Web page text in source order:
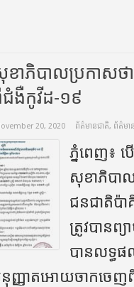
ាភិបាលប្រកាសថ
ងឺកូវីដ-១៩
20, 2020 ព័ត៌មានជាតិ, ព័ត៌មាន
ភ្នំពេញ៖
សុខាភិបាល
ជនជាតិប៉ា
ត្រូវបាន
បានលទ្ធ
ញ្ញាតអោយចាកចេញពី